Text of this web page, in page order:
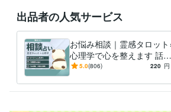
経験職種
クリエイター / ライター・編集 経験年数 : 3
ライフスタイル・その他 / 占い師 経験年数 :
ライフスタイル・その他 / 講師・インストラク
ライフスタイル・その他 / カウンセラー・コ
職歴
出品者の人気サービス
お悩み相談｜霊感タロット
心理学で心を整えます 話す
だけで心が軽くなる「心
ます
5.0(806) 220 円